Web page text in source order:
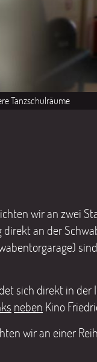
Tanzschulräume
wir an zwei
an der
sich direkt in
neben Kino
wir an einer